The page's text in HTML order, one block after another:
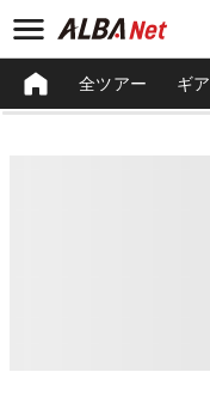
全ツアー ギア